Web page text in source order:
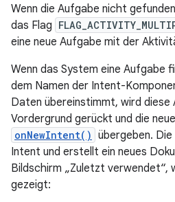
Wenn die Aufgabe nicht
das Flag
eine neue Aufgabe mit der
Wenn das System eine Aufgabe
dem Namen der Intent-
Daten übereinstimmt, wird diese
Vordergrund gerückt und die
onNewIntent() übergeben.
Intent und erstellt ein neues
Bildschirm „Zuletzt verwendet“,
gezeigt: